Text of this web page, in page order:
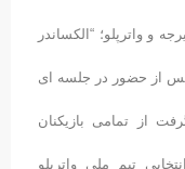
و واترپلو؛ “الکساندر
از حضور در جلسه ای
از تمامی بازیکنان
تیم ملی واترپلو